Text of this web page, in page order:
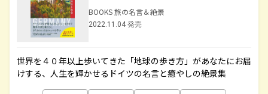
BOOKS 旅の名言＆絶景
2022.11.04 発売
世界を４０年以上歩いてきた「地球の歩き方」があなたにお届
けする、人生を輝かせるドイツの名言と癒やしの絶景集